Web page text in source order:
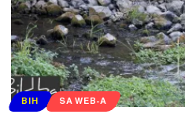
BIH SA WEB-A